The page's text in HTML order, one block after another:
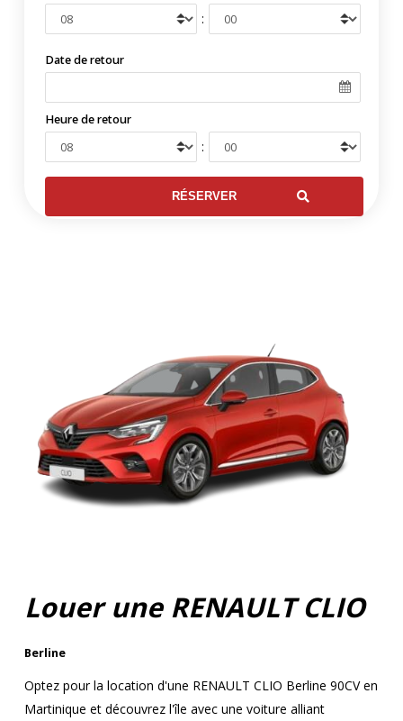
:
Date de retour
Heure de retour
:
Louer une RENAULT CLIO
Berline
Optez pour la location d'une RENAULT CLIO Berline 90CV en
Martinique et découvrez l'île avec une voiture alliant